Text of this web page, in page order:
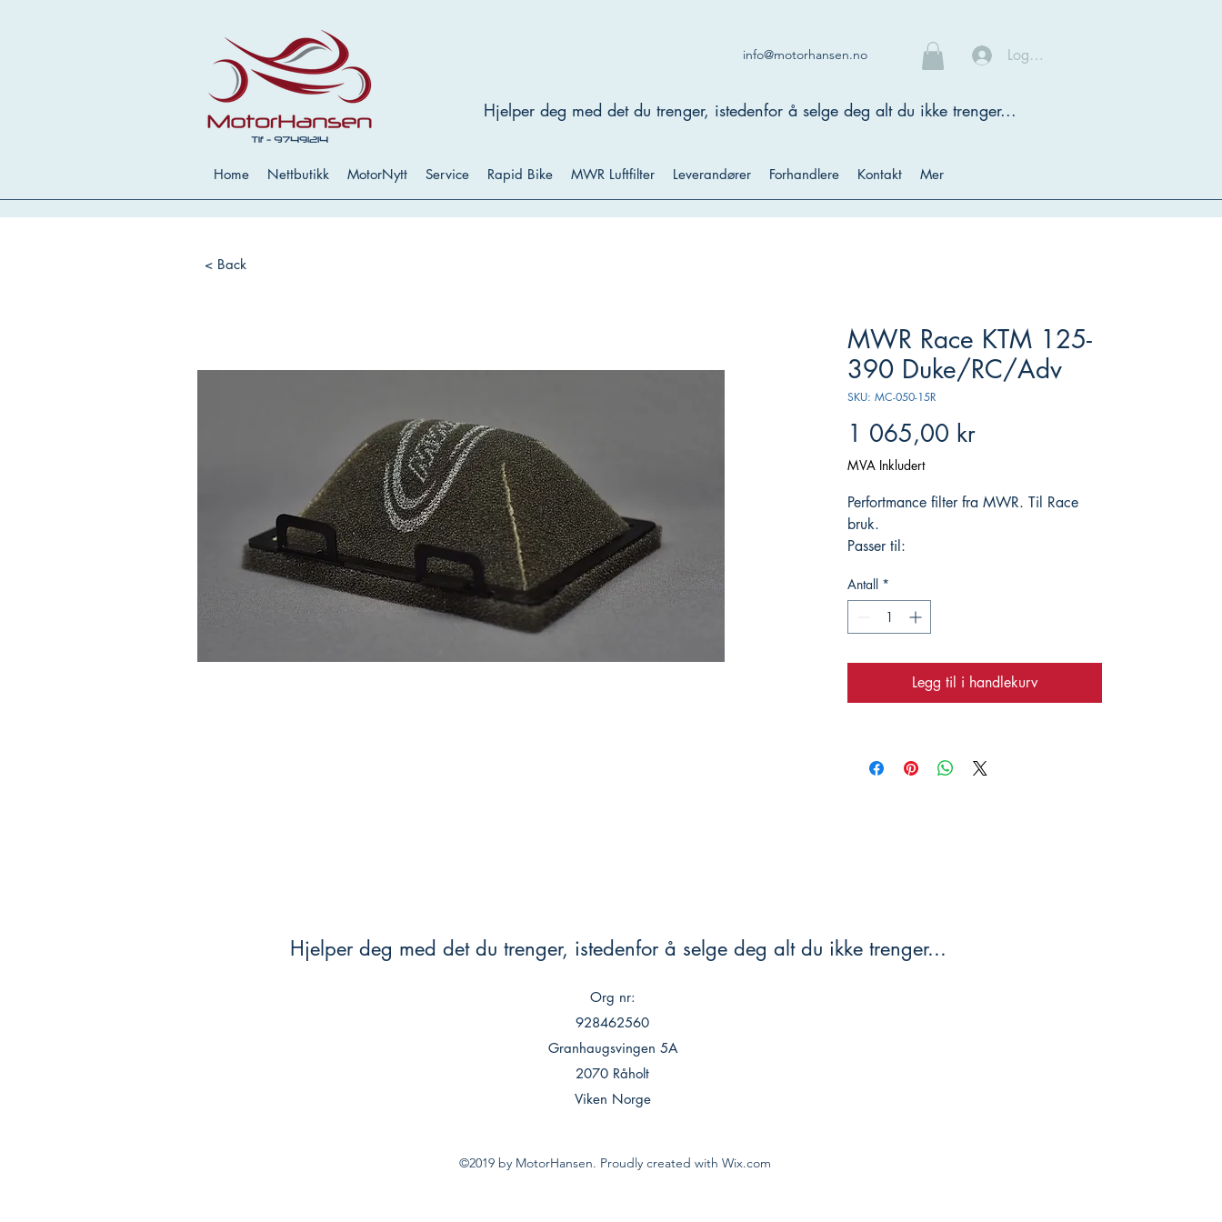
info@motorhansen.no Logg inn
Hjelper deg med det du trenger, istedenfor å selge deg alt du ikke trenger...
Home Nettbutikk MotorNytt Service Rapid Bike MWR Luftfilter Leverandører Forhandlere Kontakt Mer
< Back
MWR Race KTM 125-
390 Duke/RC/Adv
SKU: MC-050-15R
1 065,00 krPris
MVA Inkludert
Perfortmance filter fra MWR. Til Race
bruk.
Passer til:
Duke 125/250/390 → ’17/’24
Antall *
Legg til i handlekurv
Hjelper deg med det du trenger, istedenfor å selge deg alt du ikke trenger...
Org nr:
928462560
Granhaugsvingen 5A
2070 Råholt
Viken Norge
©2019 by MotorHansen. Proudly created with Wix.com